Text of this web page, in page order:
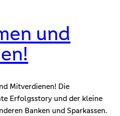
und
Mitverdienen! Die
Erfolgsstory und der kleine
Banken und Sparkassen.